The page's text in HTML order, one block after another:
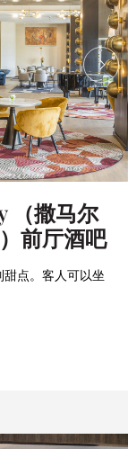
（撒马尔
前厅酒吧
点。客人可以坐